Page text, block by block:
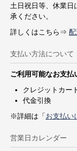
土日祝日等、休業日
承ください。
詳しくはこちら⇒
支払い方法について
ご利用可能なお支払
クレジットカー
代金引換
※詳細は「お支払い
営業日カレンダー